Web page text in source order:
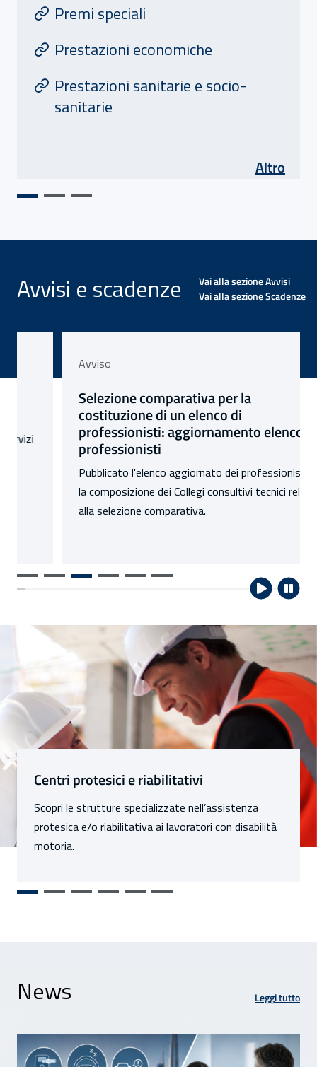
Premi speciali
Prestazioni economiche
Prestazioni sanitarie e socio-
sanitarie
Altro
Avvisi e scadenze
Vai alla sezione Avvisi
Vai alla sezione Scadenze
5 agricoltura
Contributi associativi: apertura servizi telematici
Selezione comparativa per la
costituzione di un elenco di
professionisti: aggiornamento elenco dei
professionisti
Pubblicato l'elenco aggiornato dei professionisti per
la composizione dei Collegi consultivi tecnici relativo
alla selezione comparativa.
Sezioni
Centri protesici e riabilitativi
Scopri le strutture specializzate nell’assistenza
protesica e/o riabilitativa ai lavoratori con disabilità
motoria.
News Leggi tutto